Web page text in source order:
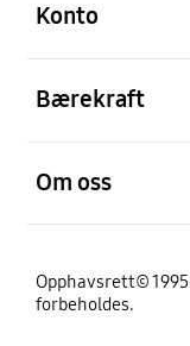
Konto
Bærekraft
Om oss
Opphavsrett©
forbeholdes.